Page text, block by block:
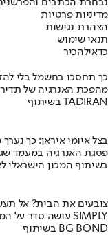
נבחרת הכתבים
מדיניות פרטיות
הצהרת נגישות
תנאי שימוש
כדאילהכיר
כך תחסכו בחשמל בלי
מהפכת האנרגיה של
בשיתוף TADIRAN
בצל איומי איראן: כך
פסגת האנרגיה במעמד
בשיתוף המכון הישראלי
צובעים את הבית? אל
מומחה BG BOND עושה סדר על המדפים ומציג את מותג הצבע SIMPLY
בשיתוף BG BOND